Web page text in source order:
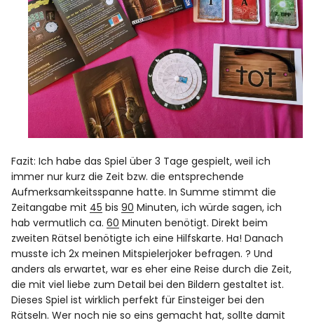
Fazit: Ich habe das Spiel über 3 Tage gespielt, weil ich
immer nur kurz die Zeit bzw. die entsprechende
Aufmerksamkeitsspanne hatte. In Summe stimmt die
Zeitangabe mit 45 bis90 Minuten, ich würde sagen, ich
hab vermutlich ca.60 Minuten benötigt. Direkt beim
zweiten Rätsel benötigte ich eine Hilfskarte. Ha! Danach
musste ich 2x meinen Mitspielerjoker befragen. ? Und
anders als erwartet, war es eher eine Reise durch die Zeit,
die mit viel liebe zum Detail bei den Bildern gestaltet ist.
Dieses Spiel ist wirklich perfekt für Einsteiger bei den
Rätseln. Wer noch nie so eins gemacht hat, sollte damit